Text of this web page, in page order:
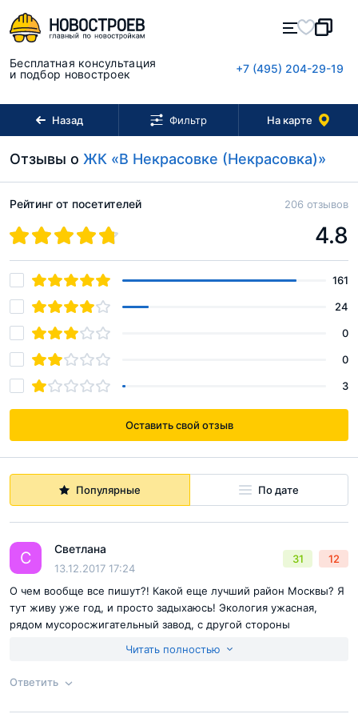
Бесплатная консультация
и подбор новостроек
+7 (495) 204-29-19
Назад Фильтр На карте
Отзывы о ЖК «В Некрасовке (Некрасовка)»
Оставить свой отзыв
Популярные По дате
С Светлана
13.12.2017 17:24
31 12
О чем вообще все пишут?! Какой еще лучший район Москвы? Я
тут живу уже год, и просто задыхаюсь! Экология ужасная,
рядом мусоросжигательный завод, с другой стороны
доступности! Людей конкретно травят химией. Почки каждый
Читать полностью
Ответить
Рейтинг от посетителей 206 отзывов
4.8
161
24
0
0
3